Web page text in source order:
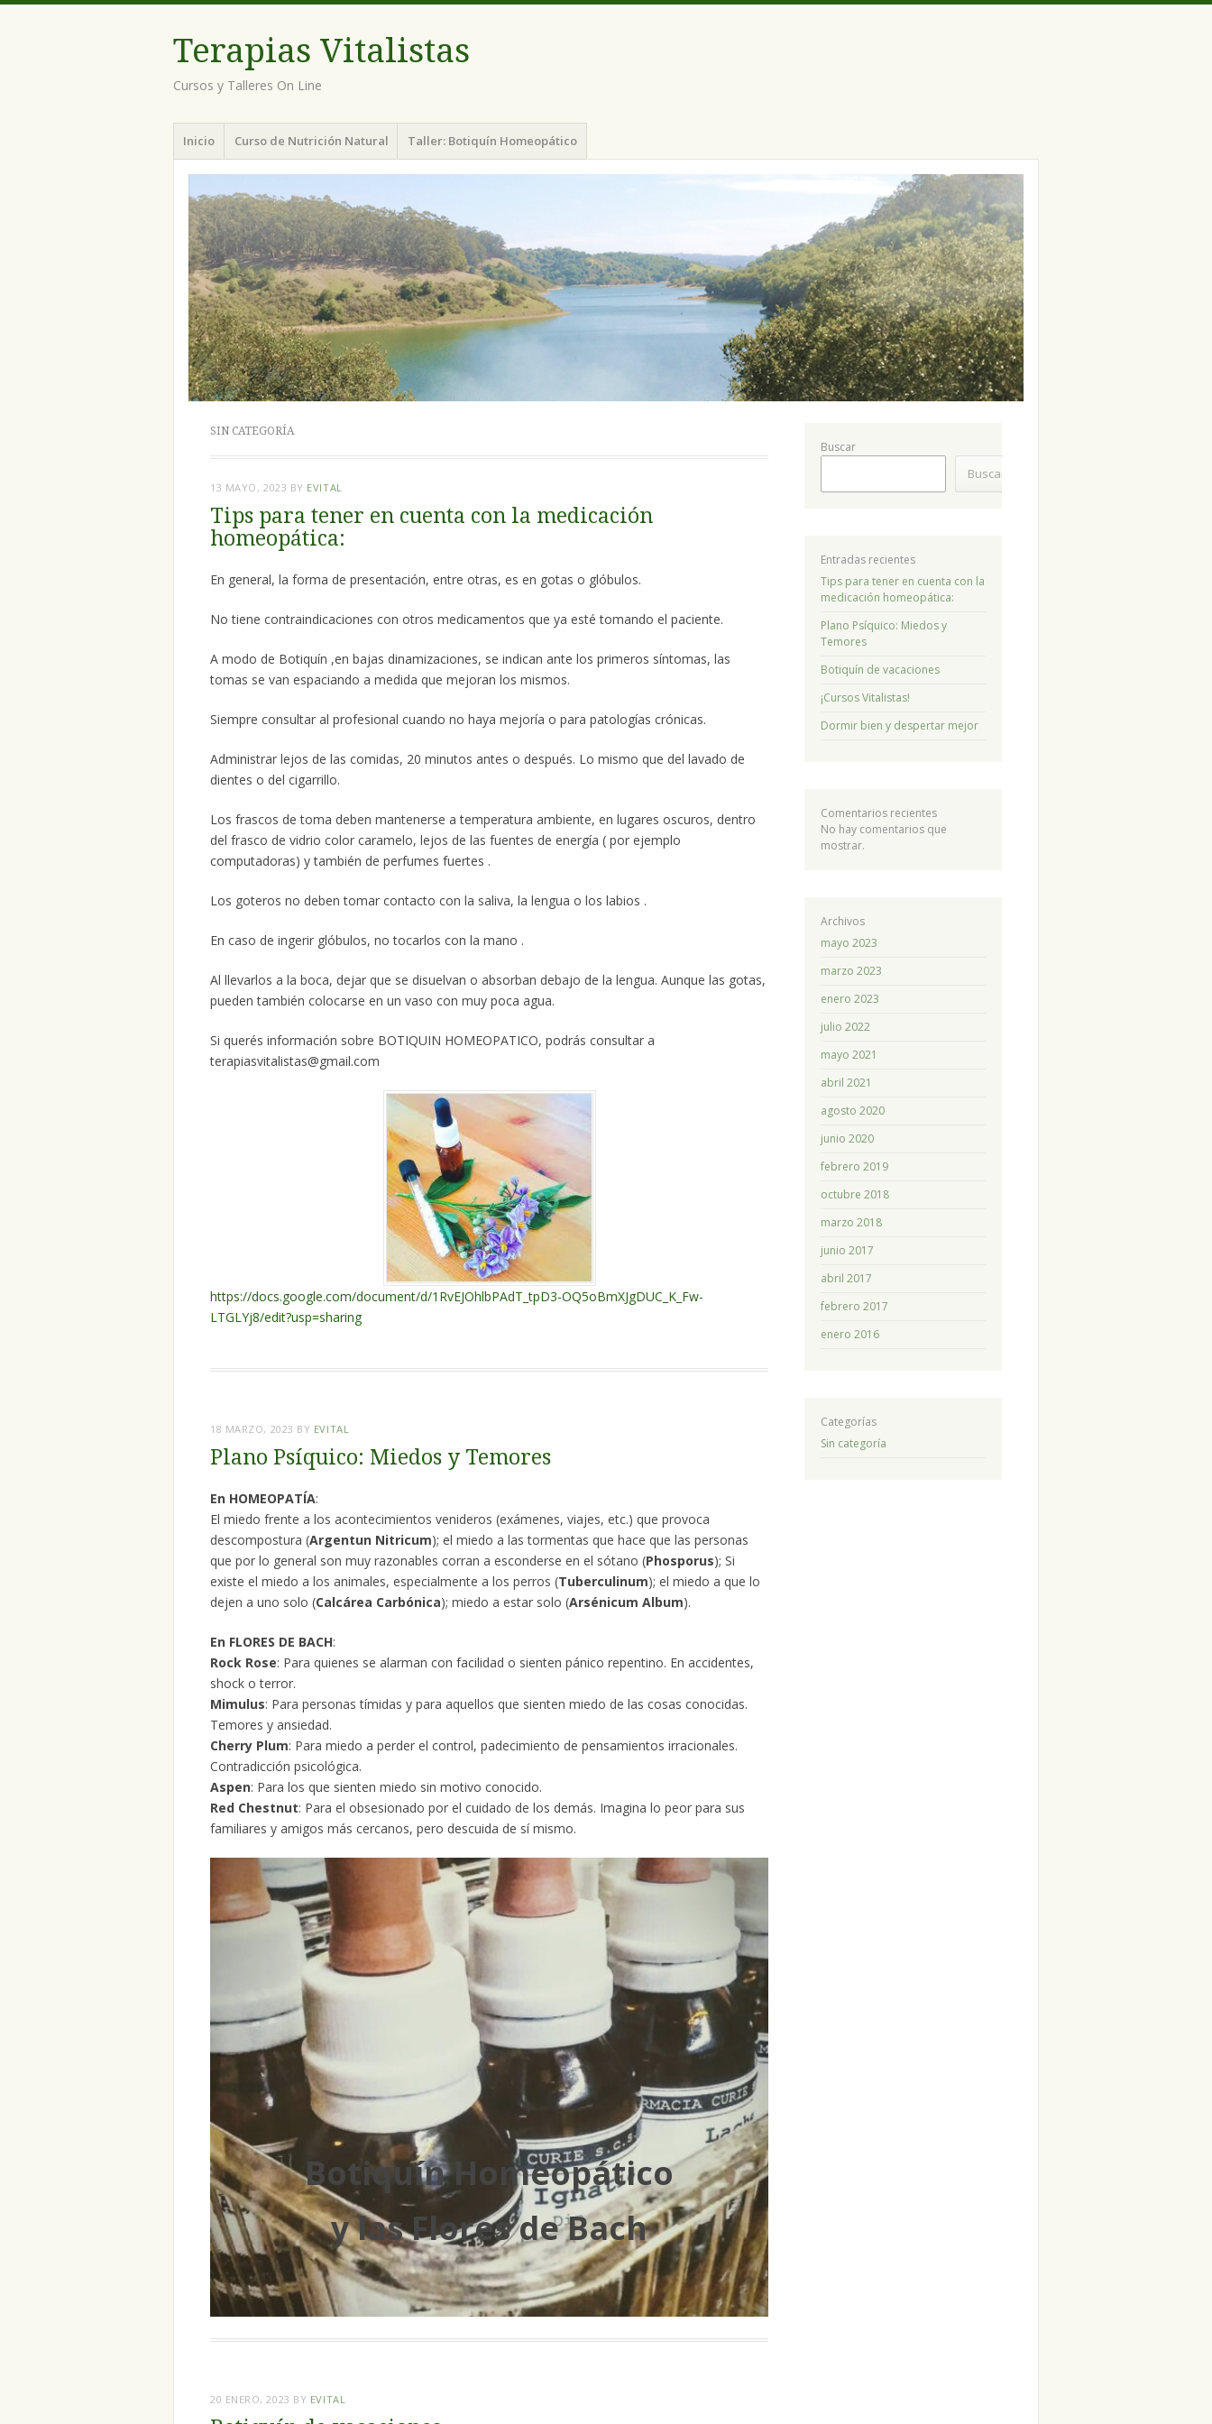
Terapias Vitalistas
Cursos y Talleres On Line
Menu
Skip
to
content
Inicio Curso de Nutrición Natural Taller: Botiquín Homeopático
SIN CATEGORÍA
13 MAYO, 2023 BY EVITAL
Tips para tener en cuenta con la medicación
homeopática:
En general, la forma de presentación, entre otras, es en gotas o glóbulos.
No tiene contraindicaciones con otros medicamentos que ya esté tomando el paciente.
A modo de Botiquín ,en bajas dinamizaciones, se indican ante los primeros síntomas, las
tomas se van espaciando a medida que mejoran los mismos.
Siempre consultar al profesional cuando no haya mejoría o para patologías crónicas.
Administrar lejos de las comidas, 20 minutos antes o después. Lo mismo que del lavado de
dientes o del cigarrillo.
Los frascos de toma deben mantenerse a temperatura ambiente, en lugares oscuros, dentro
del frasco de vidrio color caramelo, lejos de las fuentes de energía ( por ejemplo
computadoras) y también de perfumes fuertes .
Los goteros no deben tomar contacto con la saliva, la lengua o los labios .
En caso de ingerir glóbulos, no tocarlos con la mano .
Al llevarlos a la boca, dejar que se disuelvan o absorban debajo de la lengua. Aunque las gotas,
pueden también colocarse en un vaso con muy poca agua.
Si querés información sobre BOTIQUIN HOMEOPATICO, podrás consultar a
terapiasvitalistas@gmail.com
https://docs.google.com/document/d/1RvEJOhlbPAdT_tpD3-OQ5oBmXJgDUC_K_Fw-
LTGLYj8/edit?usp=sharing
18 MARZO, 2023 BY EVITAL
Plano Psíquico: Miedos y Temores
En HOMEOPATÍA:
El miedo frente a los acontecimientos venideros (exámenes, viajes, etc.) que provoca
descompostura (Argentun Nitricum); el miedo a las tormentas que hace que las personas
que por lo general son muy razonables corran a esconderse en el sótano (Phosporus); Si
existe el miedo a los animales, especialmente a los perros (Tuberculinum); el miedo a que lo
dejen a uno solo (Calcárea Carbónica); miedo a estar solo (Arsénicum Album).
En FLORES DE BACH:
Rock Rose: Para quienes se alarman con facilidad o sienten pánico repentino. En accidentes,
shock o terror.
Mimulus: Para personas tímidas y para aquellos que sienten miedo de las cosas conocidas.
Temores y ansiedad.
Cherry Plum: Para miedo a perder el control, padecimiento de pensamientos irracionales.
Contradicción psicológica.
Aspen: Para los que sienten miedo sin motivo conocido.
Red Chestnut: Para el obsesionado por el cuidado de los demás. Imagina lo peor para sus
familiares y amigos más cercanos, pero descuida de sí mismo.
Botiquín Homeopático
y las Flores de Bach
20 ENERO, 2023 BY EVITAL
Buscar
Buscar
Entradas recientes
Tips para tener en cuenta con la
medicación homeopática:
Plano Psíquico: Miedos y
Temores
Botiquín de vacaciones
¡Cursos Vitalistas!
Dormir bien y despertar mejor
Comentarios recientes
No hay comentarios que
mostrar.
Archivos
mayo 2023
marzo 2023
enero 2023
julio 2022
mayo 2021
abril 2021
agosto 2020
junio 2020
febrero 2019
octubre 2018
marzo 2018
junio 2017
abril 2017
febrero 2017
enero 2016
Categorías
Sin categoría